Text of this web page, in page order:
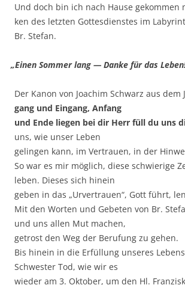
Und doch bin ich nach Hau­se
ken des letz­ten Got­tes­diens­tes im
Br. Stefan.
„Einen Som­mer lang — Dan­ke für das
Der Kanon von Joa­chim Schwarz aus dem
gang und Ein­gang, Anfang
und Ende lie­gen bei dir Herr füll du uns
uns, wie unser Leben
gelin­gen kann, im Ver­trau­en, in der
So war es mir mög­lich, die­se schwie­ri­ge
leben. Die­ses sich hin­ein
geben in das „Urver­trau­en“, Gott führt,
Mit den Wor­ten und Gebe­ten von Br.
und uns allen Mut machen,
getrost den Weg der Beru­fung zu gehen.
Bis hin­ein in die Erfül­lung unse­res
Schwes­ter Tod, wie wir es
wie­der am 3. Okto­ber, um den Hl.